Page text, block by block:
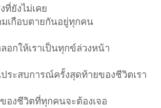
ที่ยังไม่เคย
เกือบตายกันอยู่ทุกคน
อกให้เราเป็นทุกข์ล่วงหน้า
ระสบการณ์ครั้งสุดท้ายของชีวิตเรา
องชีวิตที่ทุกคนจะต้องเจอ